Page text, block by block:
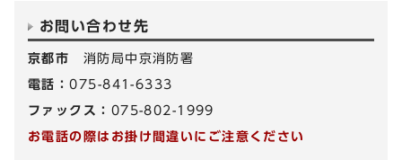
お問い合わせ先
京都市 消防局中京消防署
電話：075-841-6333
ファックス： 075-802-1999
お電話の際はお掛け間違いにご注意ください